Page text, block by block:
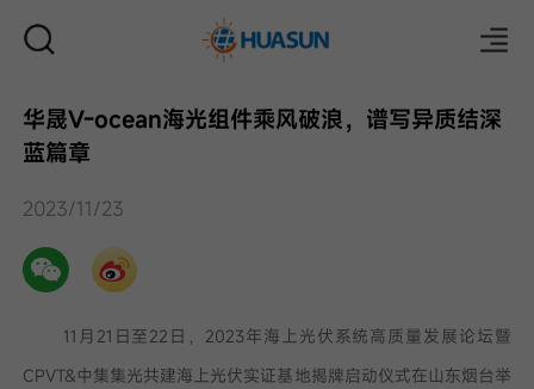
华晟V-ocean海光组件乘风破浪，谱写异质结深
蓝篇章
2023/11/23
11月21日至22日，2023年海上光伏系统高质量发展论坛暨
CPVT&中集集光共建海上光伏实证基地揭牌启动仪式在山东烟台举